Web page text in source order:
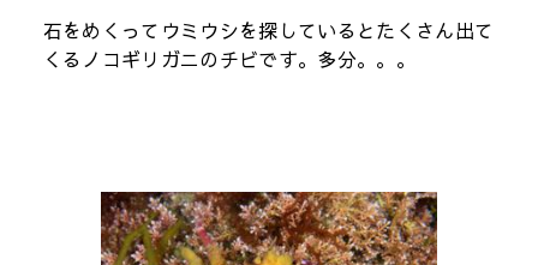
石をめくってウミウシを探しているとたくさん出て
くるノコギリガニのチビです。多分。。。